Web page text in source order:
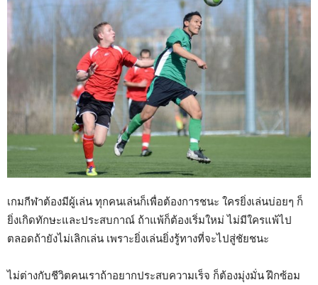
เกมกีฬาต้องมีผู้เล่น ทุกคนเล่นก็เพื่อต้องการชนะ ใครยิ่งเล่นบ่อยๆ ก็
ยิ่งเกิดทักษะและประสบกาณ์ ถ้าแพ้ก็ต้องเริ่มใหม่ ไม่มีใครแพ้ไป
ตลอดถ้ายังไม่เลิกเล่น เพราะยิ่งเล่นยิ่งรู้ทางที่จะไปสู่ชัยชนะ
ไม่ต่างกับชีวิตคนเราถ้าอยากประสบความเร็จ ก็ต้องมุ่งมั่น ฝึกซ้อม